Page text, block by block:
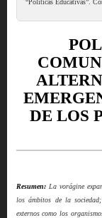
“Políticas Educativas”.
DE LOS
Resumen: La vorágine
los ámbitos de la
externos como los